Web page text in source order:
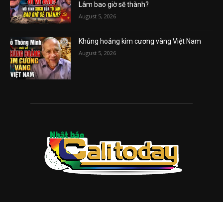
Lâm bao giờ sẽ thành?
August 5, 2026
Khủng hoảng kim cương vàng Việt Nam
August 5, 2026